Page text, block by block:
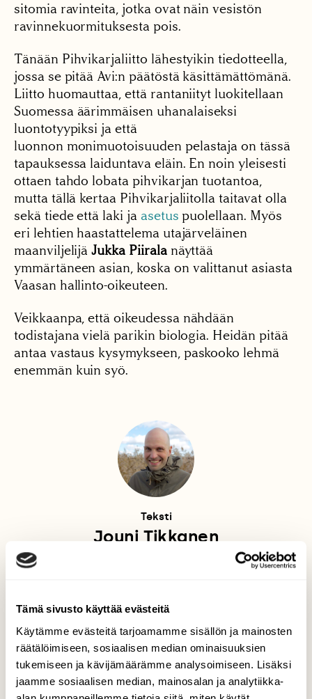
Tämä sivusto käyttää evästeitä
Käytämme evästeitä tarjoamamme sisällön ja mainosten
räätälöimiseen, sosiaalisen median ominaisuuksien
tukemiseen ja kävijämäärämme analysoimiseen. Lisäksi
jaamme sosiaalisen median, mainosalan ja analytiikka-
sitomia ravinteita, jotka ovat näin vesistön
ravinnekuormituksesta pois.
Tänään Pihvikarjaliitto lähestyikin tiedotteella,
jossa se pitää Avi:n päätöstä käsittämättömänä.
Liitto huomauttaa, että rantaniityt luokitellaan
Suomessa äärimmäisen uhanalaiseksi
luontotyypiksi ja että
luonnon monimuotoisuuden pelastaja on tässä
tapauksessa laiduntava eläin. En noin yleisesti
ottaen tahdo lobata pihvikarjan tuotantoa,
mutta tällä kertaa Pihvikarjaliitolla taitavat olla
sekä tiede että laki ja asetus puolellaan. Myös
eri lehtien haastattelema utajärveläinen
maanviljelijäJukka Piiralanäyttää
ymmärtäneen asian, koska on valittanut asiasta
Vaasan hallinto-oikeuteen.
Veikkaanpa, että oikeudessa nähdään
todistajana vielä parikin biologia. Heidän pitää
antaa vastaus kysymykseen, paskooko lehmä
enemmän kuin syö.
Teksti
Jouni Tikkanen
Suomen Luonnon toimittaja vuosina 2010–2021.
RANTANIITTY